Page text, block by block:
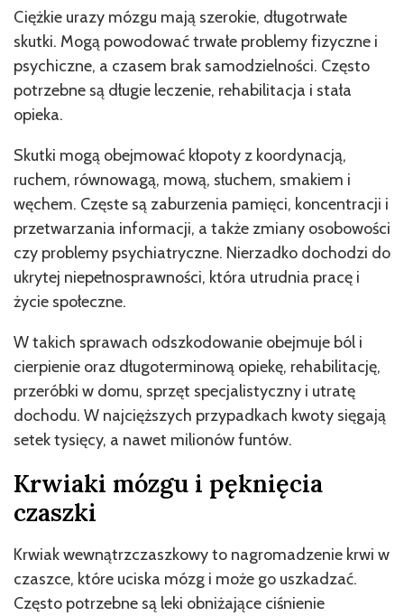
Ciężkie urazy mózgu mają szerokie, długotrwałe
skutki. Mogą powodować trwałe problemy fizyczne i
psychiczne, a czasem brak samodzielności. Często
potrzebne są długie leczenie, rehabilitacja i stała
opieka.
Skutki mogą obejmować kłopoty z koordynacją,
ruchem, równowagą, mową, słuchem, smakiem i
węchem. Częste są zaburzenia pamięci, koncentracji i
przetwarzania informacji, a także zmiany osobowości
czy problemy psychiatryczne. Nierzadko dochodzi do
ukrytej niepełnosprawności, która utrudnia pracę i
życie społeczne.
W takich sprawach odszkodowanie obejmuje ból i
cierpienie oraz długoterminową opiekę, rehabilitację,
przeróbki w domu, sprzęt specjalistyczny i utratę
dochodu. W najcięższych przypadkach kwoty sięgają
setek tysięcy, a nawet milionów funtów.
Krwiaki mózgu i pęknięcia
czaszki
Krwiak wewnątrzczaszkowy to nagromadzenie krwi w
czaszce, które uciska mózg i może go uszkadzać.
Często potrzebne są leki obniżające ciśnienie